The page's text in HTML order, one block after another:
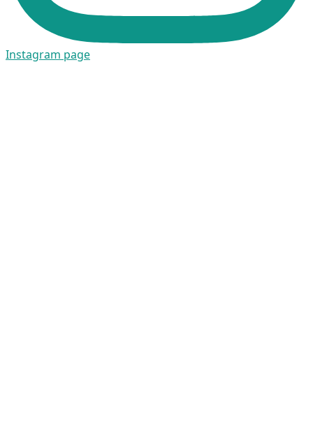
Instagram page